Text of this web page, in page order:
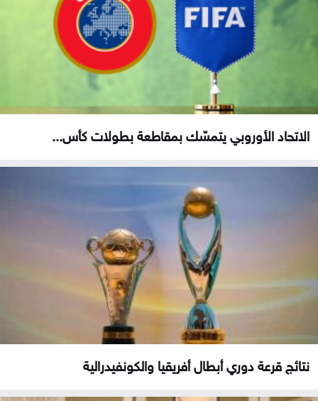
الاتحاد الأوروبي يتمسّك بمقاطعة بطولات كأس...
نتائج قرعة دوري أبطال أفريقيا والكونفيدرالية